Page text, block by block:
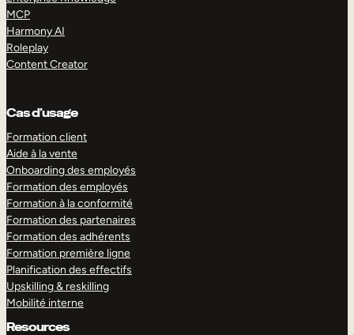
MCP
Harmony AI
Roleplay
Content Creator
Cas d’usage
Formation client
Aide à la vente
Onboarding des employés
Formation des employés
Formation à la conformité
Formation des partenaires
Formation des adhérents
Formation première ligne
Planification des effectifs
Upskilling & reskilling
Mobilité interne
Resources